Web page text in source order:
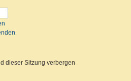
dieser Sitzung verbergen